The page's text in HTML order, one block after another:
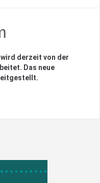
derzeit von der
Das neue